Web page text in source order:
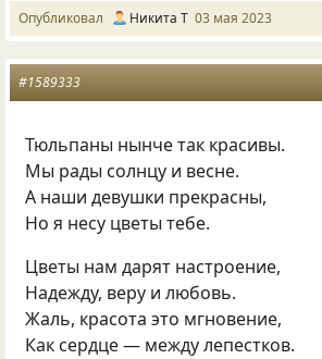
Опубликовал Никита Т 03 мая 2023
#1589333
Тюльпаны нынче так красивы.
Мы рады солнцу и весне.
А наши девушки прекрасны,
Но я несу цветы тебе.
Цветы нам дарят настроение,
Надежду, веру и любовь.
Жаль, красота это мгновение,
Как сердце — между лепестков.